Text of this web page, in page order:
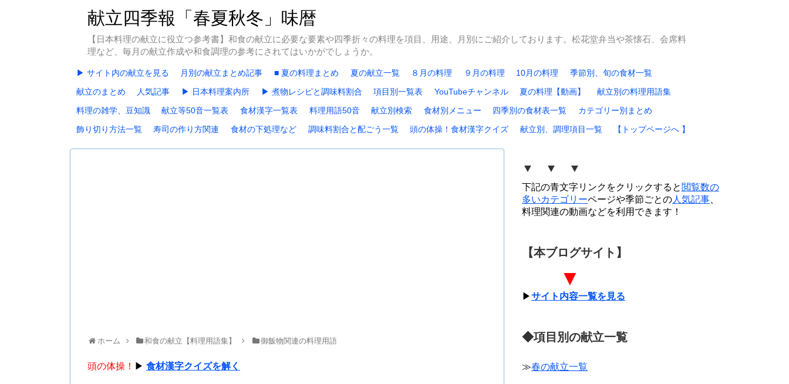
献立四季報「春夏秋冬」味暦
【日本料理の献立に役立つ参考書】和食の献立に必要な要素や四季折々の料理を項目、用途、月別にご紹介しております。松花堂弁当や茶懐石、会席料
理など、毎月の献立作成や和食調理の参考にされてはいかがでしょうか。
▶ サイト内の献立を見る 月別の献立まとめ記事 ■ 夏の料理まとめ 夏の献立一覧 ８月の料理 ９月の料理 10月の料理
季節別、旬の食材一覧
献立のまとめ
人気記事 ▶ 日本料理案内所 ▶ 煮物レシピと調味料割合 項目別一覧表 YouTubeチャンネル 夏の料理【動画】
献立別の料理用語集
料理の雑学、豆知識
献立等50音一覧表 食材漢字一覧表 料理用語50音 献立別検索 食材別メニュー 四季別の食材表一覧
カテゴリー別まとめ
飾り切り方法一覧
寿司の作り方関連 食材の下処理など 調味料割合と配ごう一覧 頭の体操！食材漢字クイズ 献立別、調理項目一覧 【トップページへ 】
ホーム 和食の献立【料理用語集】 御飯物関連の料理用語
頭の体操！ ▶ 食材漢字クイズを解く
▼ ▼ ▼
下記の青文字リンクをクリックすると 閲覧数の
多いカテゴリーページや季節ごとの人気記事
料理関連の動画などを利用できます！
【本ブログサイト】
▼
▶サイト内容一覧を見る
◆項目別の献立一覧
≫春の献立一覧